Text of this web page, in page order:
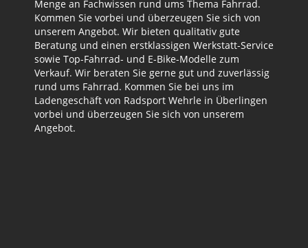
Menge an Fachwissen rund ums Thema Fahrrad.
Kommen Sie vorbei und überzeugen Sie sich von
unserem Angebot. Wir bieten qualitativ gute
Beratung und einen erstklassigen Werkstatt-Service
sowie Top-Fahrrad- und E-Bike-Modelle zum
Verkauf. Wir beraten Sie gerne gut und zuverlässig
rund ums Fahrrad. Kommen Sie bei uns im
Ladengeschäft von Radsport Wehrle in Überlingen
vorbei und überzeugen Sie sich von unserem
Angebot.